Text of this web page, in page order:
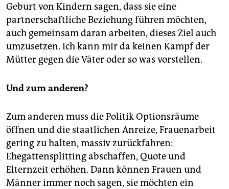
Geburt von Kindern sagen, dass sie eine
partnerschaftliche Beziehung führen möchten,
auch gemeinsam daran arbeiten, dieses Ziel auch
umzusetzen. Ich kann mir da keinen Kampf der
Mütter gegen die Väter oder so was vorstellen.
Und zum anderen?
Zum anderen muss die Politik Op­tionsräume
öffnen und die staatlichen Anreize, Frauenarbeit
gering zu halten, massiv zurückfahren:
Ehegattensplitting abschaffen, Quote und
Elternzeit erhöhen. Dann können Frauen und
Männer immer noch sagen, sie möchten ein